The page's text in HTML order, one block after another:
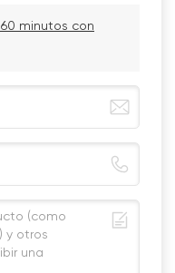
60 minutos con